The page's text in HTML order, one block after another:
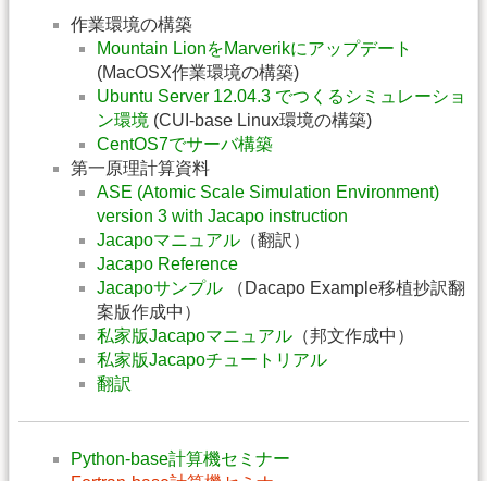
作業環境の構築
Mountain LionをMarverikにアップデート
(MacOSX作業環境の構築)
Ubuntu Server 12.04.3 でつくるシミュレーショ
ン環境 (CUI-base Linux環境の構築)
CentOS7でサーバ構築
第一原理計算資料
ASE (Atomic Scale Simulation Environment)
version 3 with Jacapo instruction
Jacapoマニュアル （翻訳）
Jacapo Reference
Jacapoサンプル （Dacapo Example移植抄訳翻
案版作成中）
私家版Jacapoマニュアル （邦文作成中）
私家版Jacapoチュートリアル
翻訳
Python-base計算機セミナー